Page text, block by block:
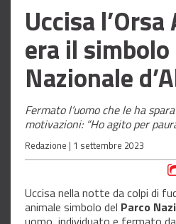
Uccisa
era il
Nazionale
Fermato l’uomo che le ha
motivazioni: “Ho agito per
Redazione | 1 settembre 2023
Uccisa nella notte da colpi di
animale simbolo del Parco